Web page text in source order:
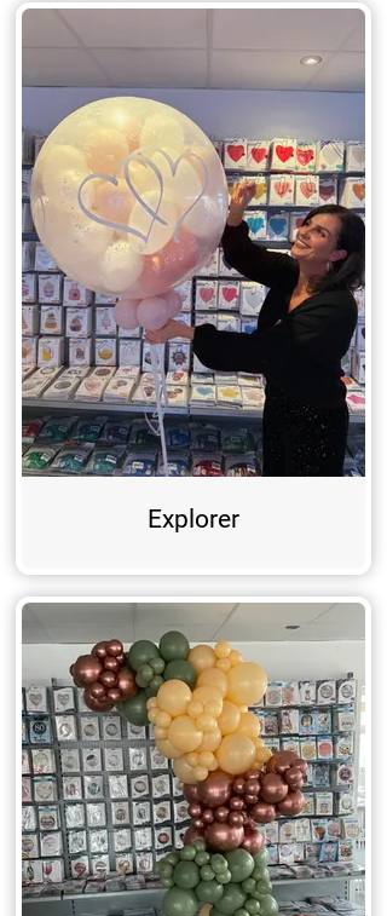
Explorer